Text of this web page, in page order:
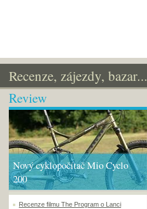
Recenze, zájezdy, bazar...
Review
Nový cyklopočítač Mio Cyclo
200
Recenze filmu The Program o Lanci